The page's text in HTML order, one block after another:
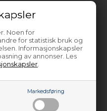
Noen for
for statistisk bruk og
Informasjonskapsler
av annonser. Les
Markedsføring
om varen?